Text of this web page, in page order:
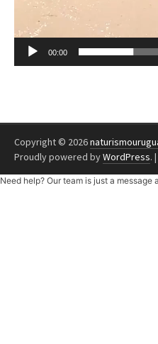
00:00
Copyright © 2026
Proudly powered byWordPress. |
Need help? Our team is just a message